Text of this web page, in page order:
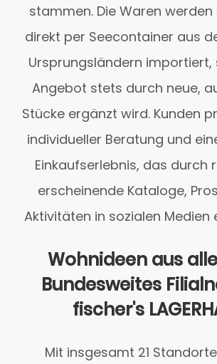
stammen. Die Waren
direkt per Seecontainer aus
Ursprungsländern
Angebot stets durch neue,
Stücke ergänzt wird. Kunden
individueller Beratung und
Einkaufserlebnis, das durch
erscheinende Kataloge,
Aktivitäten in sozialen Medien
Wohnideen aus
Bundesweites
fischer's
Mit insgesamt 21